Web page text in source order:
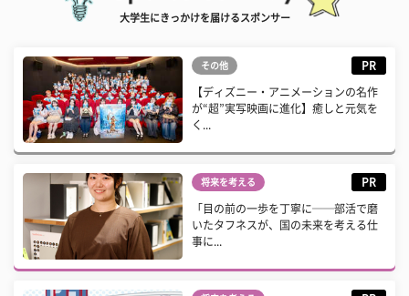
大学生にきっかけを届けるスポンサー
その他 PR
【ディズニー・アニメーションの名作
が“超”実写映画に進化】癒しと元気を
く...
将来を考える PR
「目の前の一歩を丁寧に──部活で磨
いたタフネスが、国の未来を考える仕
事に...